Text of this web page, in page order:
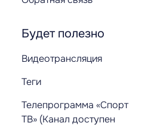
Будет полезно
Видеотрансляция
Теги
Телепрограмма «Спорт
ТВ» (Канал доступен